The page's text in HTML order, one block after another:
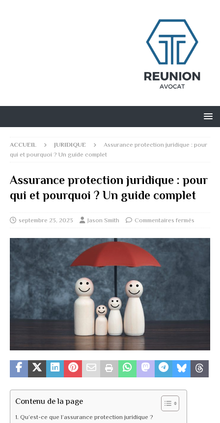
ACCUEIL JURIDIQUE
Assurance protection juridique : pour
qui et pourquoi ? Un guide complet
Assurance protection juridique : pour
qui et pourquoi ? Un guide complet
septembre 23, 2023 Jason Smith Commentaires fermés
Contenu de la page
Qu’est-ce que l’assurance protection juridique ?